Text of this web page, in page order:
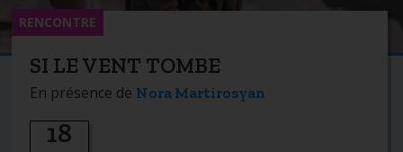
SI LE VENT TOMBE
En présence de Nora Martirosyan
18
RENCONTRE